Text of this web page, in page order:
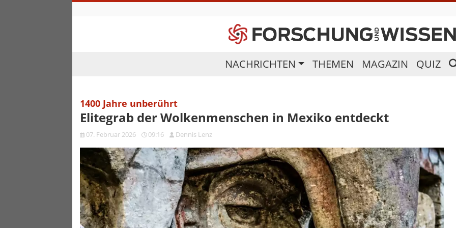
NACHRICHTEN THEMEN MAGAZIN QUIZ
1400 Jahre unberührt
Elitegrab der Wolkenmenschen in Mexiko entdeckt
07. Februar 2026 09:16 Dennis Lenz